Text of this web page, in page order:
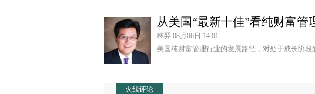
从美国“最新十佳”看纯财富管
林羿 08月06日 14:01
美国纯财富管理行业的发展路径，对处于成长阶
火线评论